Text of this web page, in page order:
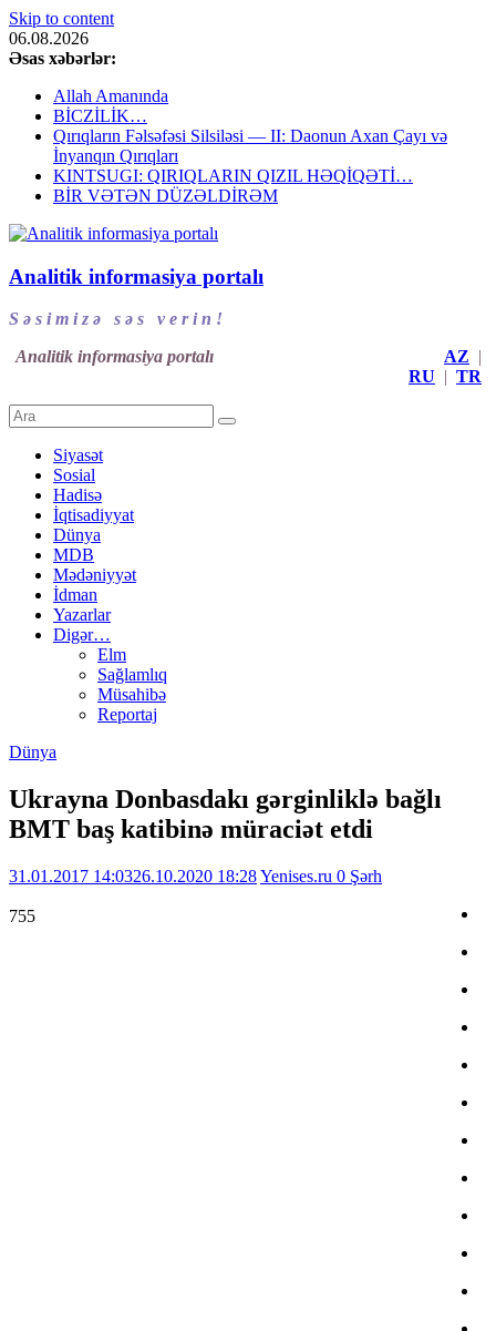
Skip to content
06.08.2026
Əsas xəbərlər:
Allah Amanında
BİCZİLİK…
Qırıqların Fəlsəfəsi Silsiləsi — II: Daonun Axan Çayı və
İnyanqın Qırıqları
KINTSUGI: QIRIQLARIN QIZIL HƏQİQƏTİ…
BİR VƏTƏN DÜZƏLDİRƏM
Analitik informasiya portalı
S ə s i m i z ə s ə s v e r i n !
Analitik informasiya portalı
AZ |
RU | TR
Siyasət
Sosial
Hadisə
İqtisadiyyat
Dünya
MDB
Mədəniyyət
İdman
Yazarlar
Digər…
Elm
Sağlamlıq
Müsahibə
Reportaj
Dünya
Ukrayna Donbasdakı gərginliklə bağlı
BMT baş katibinə müraciət etdi
31.01.2017 14:0326.10.2020 18:28Yenises.ru 0 Şərh
755